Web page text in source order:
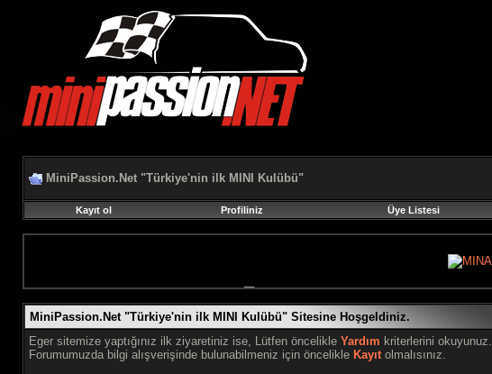
MiniPassion.Net "Türkiye'nin ilk MINI Kulübü"
Kayıt ol
Profiliniz Üye Listesi
MiniPassion.Net "Türkiye'nin ilk MINI Kulübü" Sitesine Hoşgeldiniz.
Eger sitemize yaptığınız ilk ziyaretiniz ise, Lütfen öncelikle Yardım kriterlerini okuyunuz.
Forumumuzda bilgi alışverişinde bulunabilmeniz için öncelikle Kayıtolmalısınız.